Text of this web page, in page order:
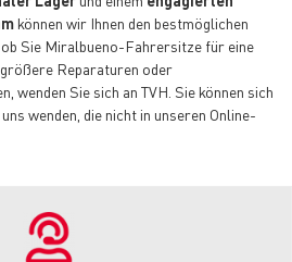
können wir Ihnen den bestmöglichen
ob Sie Miralbueno-Fahrersitze für eine
Reparaturen oder
wenden Sie sich an TVH. Sie können sich
wenden, die nicht in unseren Online-